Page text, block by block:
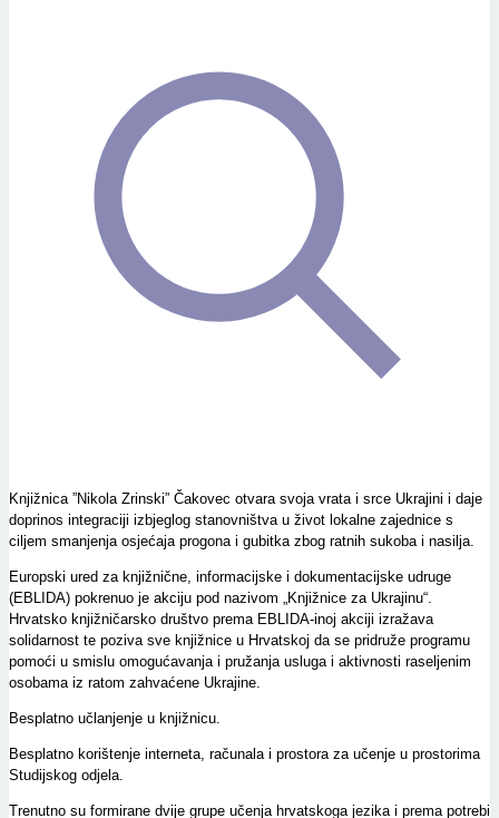
Knjižnica ”Nikola Zrinski” Čakovec otvara svoja vrata i srce Ukrajini i daje
doprinos integraciji izbjeglog stanovništva u život lokalne zajednice s
ciljem smanjenja osjećaja progona i gubitka zbog ratnih sukoba i nasilja.
Europski ured za knjižnične, informacijske i dokumentacijske udruge
(EBLIDA) pokrenuo je akciju pod nazivom „Knjižnice za Ukrajinu“.
Hrvatsko knjižničarsko društvo prema EBLIDA-inoj akciji izražava
solidarnost te poziva sve knjižnice u Hrvatskoj da se pridruže programu
pomoći u smislu omogućavanja i pružanja usluga i aktivnosti raseljenim
osobama iz ratom zahvaćene Ukrajine.
Besplatno učlanjenje u knjižnicu.
Besplatno korištenje interneta, računala i prostora za učenje u prostorima
Studijskog odjela.
Trenutno su formirane dvije grupe učenja hrvatskoga jezika i prema potrebi